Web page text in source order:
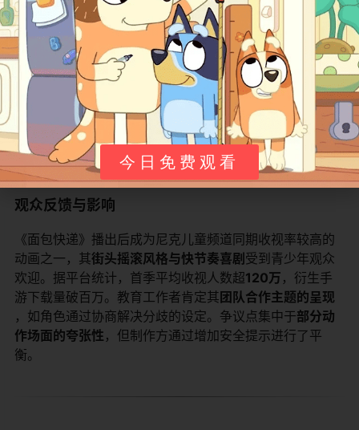
斯威斯威 主角/送货员 乐观冲动的黄鸭，擅长即兴创作
布迪斯 搭档/技术担当 沉稳理性的蓝鸭，精通机械维
拉姆齐 面包店老板 严肃但善良的企鹅，提供送货任
反派 企图污染环境的滑稽角色，其失
观众反馈与影响
《面包快递》播出后成为尼克儿童频道同期收视率较高的
动画之一，其​​街头摇滚风格与快节奏喜剧​ ​受到青少年观众
欢迎。据平台统计，首季平均收视人数超​​120万​ ​，衍生手
游下载量破百万。教育工作者肯定其​​团队合作主题的呈现​
，如角色通过协商解决分歧的设定。争议点集中于​​部分动
作场面的夸张性​ ​，但制作方通过增加安全提示进行了平
衡。
今日免费观看